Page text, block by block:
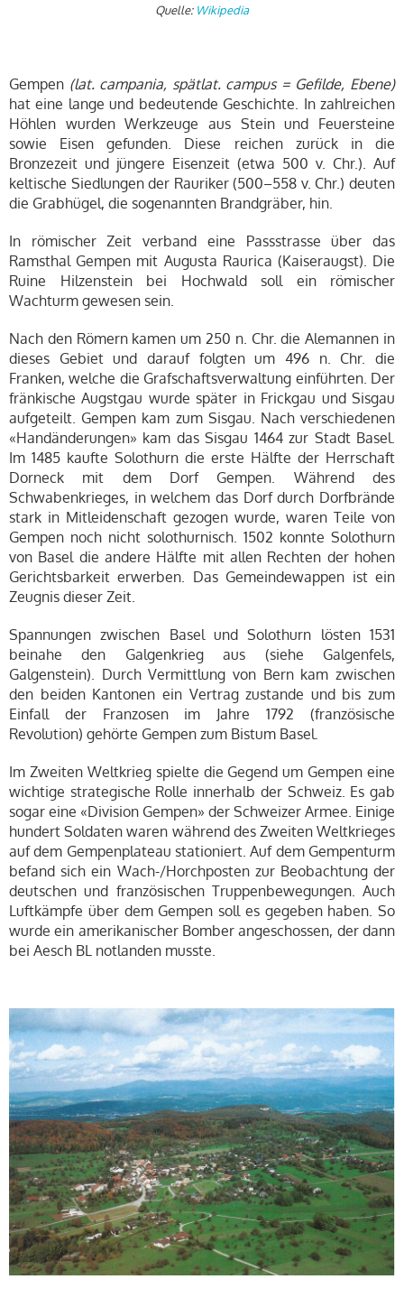
Quelle: Wikipedia
Gempen (lat. campania, spätlat. campus = Gefilde, Ebene)
hat eine lange und bedeutende Geschichte. In zahlreichen
Höhlen wurden Werkzeuge aus Stein und Feuersteine
sowie Eisen gefunden. Diese reichen zurück in die
Bronzezeit und jüngere Eisenzeit (etwa 500 v. Chr.). Auf
keltische Siedlungen der Rauriker (500–558 v. Chr.) deuten
die Grabhügel, die sogenannten Brandgräber, hin.
In römischer Zeit verband eine Passstrasse über das
Ramsthal Gempen mit Augusta Raurica (Kaiseraugst). Die
Ruine Hilzenstein bei Hochwald soll ein römischer
Wachturm gewesen sein.
Nach den Römern kamen um 250 n. Chr. die Alemannen in
dieses Gebiet und darauf folgten um 496 n. Chr. die
Franken, welche die Grafschaftsverwaltung einführten. Der
fränkische Augstgau wurde später in Frickgau und Sisgau
aufgeteilt. Gempen kam zum Sisgau. Nach verschiedenen
«Handänderungen» kam das Sisgau 1464 zur Stadt Basel.
Im 1485 kaufte Solothurn die erste Hälfte der Herrschaft
Dorneck mit dem Dorf Gempen. Während des
Schwabenkrieges, in welchem das Dorf durch Dorfbrände
stark in Mitleidenschaft gezogen wurde, waren Teile von
Gempen noch nicht solothurnisch. 1502 konnte Solothurn
von Basel die andere Hälfte mit allen Rechten der hohen
Gerichtsbarkeit erwerben. Das Gemeindewappen ist ein
Zeugnis dieser Zeit.
Spannungen zwischen Basel und Solothurn lösten 1531
beinahe den Galgenkrieg aus (siehe Galgenfels,
Galgenstein). Durch Vermittlung von Bern kam zwischen
den beiden Kantonen ein Vertrag zustande und bis zum
Einfall der Franzosen im Jahre 1792 (französische
Revolution) gehörte Gempen zum Bistum Basel.
Im Zweiten Weltkrieg spielte die Gegend um Gempen eine
wichtige strategische Rolle innerhalb der Schweiz. Es gab
sogar eine «Division Gempen» der Schweizer Armee. Einige
hundert Soldaten waren während des Zweiten Weltkrieges
auf dem Gempenplateau stationiert. Auf dem Gempenturm
befand sich ein Wach-/Horchposten zur Beobachtung der
deutschen und französischen Truppenbewegungen. Auch
Luftkämpfe über dem Gempen soll es gegeben haben. So
wurde ein amerikanischer Bomber angeschossen, der dann
bei Aesch BL notlanden musste.